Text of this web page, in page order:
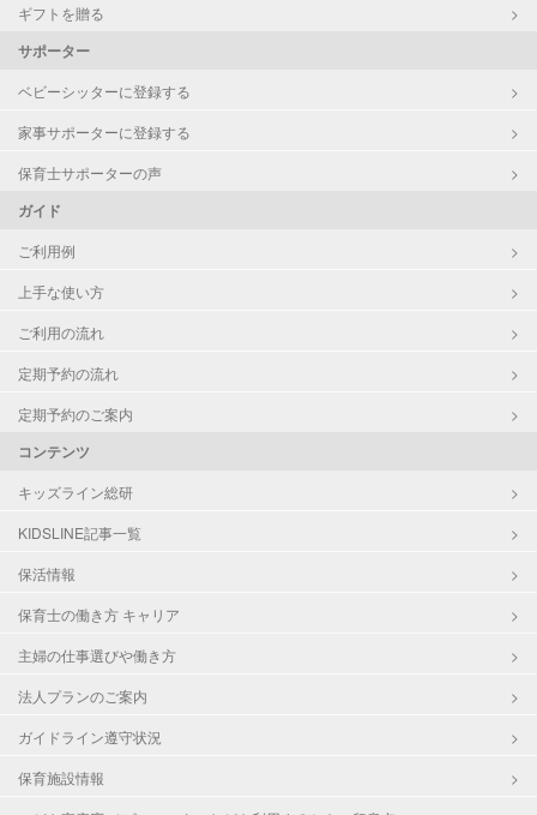
ギフトを贈る
サポーター
ベビーシッターに登録する
家事サポーターに登録する
保育士サポーターの声
ガイド
ご利用例
上手な使い方
ご利用の流れ
定期予約の流れ
定期予約のご案内
コンテンツ
キッズライン総研
KIDSLINE記事一覧
保活情報
保育士の働き方 キャリア
主婦の仕事選びや働き方
法人プランのご案内
ガイドライン遵守状況
保育施設情報